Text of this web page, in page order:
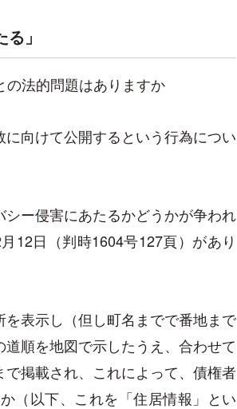
」
の法的問題はありますか
向けて公開するという行為につい
ー侵害にあたるかどうかが争われ
12日（判時1604号127頁）があり
表示し（但し町名までで番地まで
順を地図で示したうえ、合わせて
掲載され、これによって、債権者
（以下、これを「住居情報」とい